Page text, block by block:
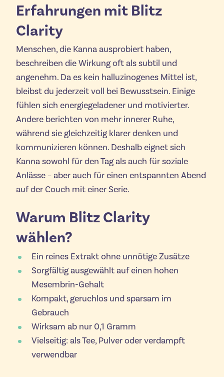
Erfahrungen mit Blitz
Clarity
Menschen, die Kanna ausprobiert haben,
beschreiben die Wirkung oft als subtil und
angenehm. Da es kein halluzinogenes Mittel ist,
bleibst du jederzeit voll bei Bewusstsein. Einige
fühlen sich energiegeladener und motivierter.
Andere berichten von mehr innerer Ruhe,
während sie gleichzeitig klarer denken und
kommunizieren können. Deshalb eignet sich
Kanna sowohl für den Tag als auch für soziale
Anlässe – aber auch für einen entspannten Abend
auf der Couch mit einer Serie.
Warum Blitz Clarity
wählen?
Ein reines Extrakt ohne unnötige Zusätze
Sorgfältig ausgewählt auf einen hohen
Mesembrin-Gehalt
Kompakt, geruchlos und sparsam im
Gebrauch
Wirksam ab nur 0,1 Gramm
Vielseitig: als Tee, Pulver oder verdampft
verwendbar